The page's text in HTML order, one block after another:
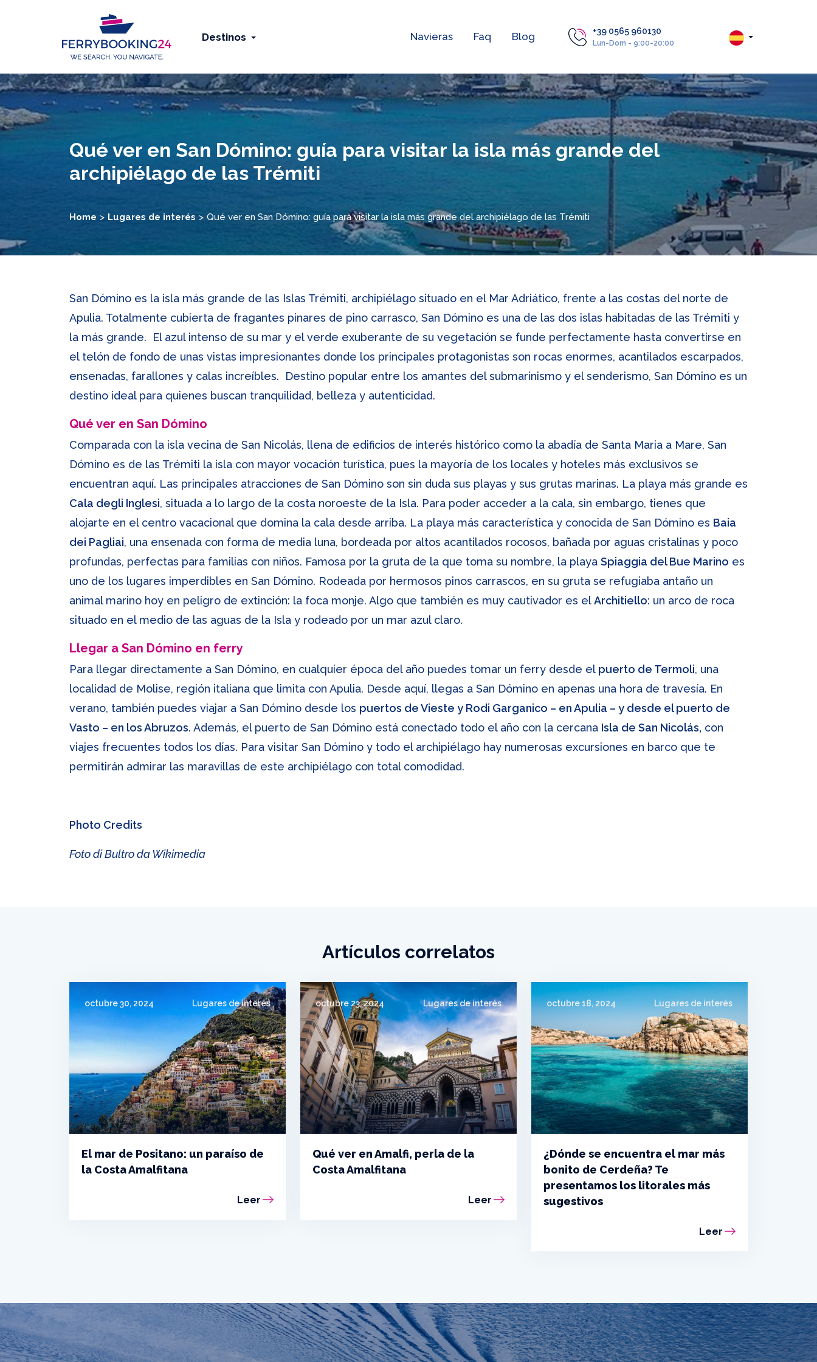
Destinos Navieras Faq Blog +39 0565 960130
Lun-Dom - 9:00-20:00
Qué ver en San Dómino: guía para visitar la isla más grande del
archipiélago de las Trémiti
Home Lugares de interés Qué ver en San Dómino: guía para visitar la isla más grande del archipiélago de las Trémiti
San Dómino es la isla más grande de las Islas Trémiti, archipiélago situado en el Mar Adriático, frente a las costas del norte de
Apulia. Totalmente cubierta de fragantes pinares de pino carrasco, San Dómino es una de las dos islas habitadas de las Trémiti y
la más grande. El azul intenso de su mar y el verde exuberante de su vegetación se funde perfectamente hasta convertirse en
el telón de fondo de unas vistas impresionantes donde los principales protagonistas son rocas enormes, acantilados escarpados,
ensenadas, farallones y calas increíbles. Destino popular entre los amantes del submarinismo y el senderismo, San Dómino es un
destino ideal para quienes buscan tranquilidad, belleza y autenticidad.
Qué ver en San Dómino
Comparada con la isla vecina de San Nicolás, llena de edificios de interés histórico como la abadía de Santa Maria a Mare, San
Dómino es de las Trémiti la isla con mayor vocación turística, pues la mayoría de los locales y hoteles más exclusivos se
encuentran aquí. Las principales atracciones de San Dómino son sin duda sus playas y sus grutas marinas. La playa más grande es
Cala degli Inglesi, situada a lo largo de la costa noroeste de la Isla. Para poder acceder a la cala, sin embargo, tienes que
alojarte en el centro vacacional que domina la cala desde arriba. La playa más característica y conocida de San Dómino es Baia
dei Pagliai, una ensenada con forma de media luna, bordeada por altos acantilados rocosos, bañada por aguas cristalinas y poco
profundas, perfectas para familias con niños. Famosa por la gruta de la que toma su nombre, la playa Spiaggia del Bue Marino es
uno de los lugares imperdibles en San Dómino. Rodeada por hermosos pinos carrascos, en su gruta se refugiaba antaño un
animal marino hoy en peligro de extinción: la foca monje. Algo que también es muy cautivador es elArchitiello: un arco de roca
situado en el medio de las aguas de la Isla y rodeado por un mar azul claro.
Llegar a San Dómino en ferry
Para llegar directamente a San Dómino, en cualquier época del año puedes tomar un ferry desde el puerto de Termoli, una
localidad de Molise, región italiana que limita con Apulia. Desde aquí, llegas a San Dómino en apenas una hora de travesía. En
verano, también puedes viajar a San Dómino desde los puertos de Vieste y Rodi Garganico – en Apulia – y desde el puerto de
Vasto – en los Abruzos. Además, el puerto de San Dómino está conectado todo el año con la cercana Isla de San Nicolás, con
viajes frecuentes todos los días. Para visitar San Dómino y todo el archipiélago hay numerosas excursiones en barco que te
permitirán admirar las maravillas de este archipiélago con total comodidad.
Photo Credits
Foto di Bultro da Wikimedia
Artículos correlatos
octubre 30, 2024 Lugares de interés
El mar de Positano: un paraíso de
la Costa Amalfitana
Leer
octubre 23, 2024 Lugares de interés
Qué ver en Amalfi, perla de la
Costa Amalfitana
Leer
octubre 18, 2024 Lugares de interés
¿Dónde se encuentra el mar más
bonito de Cerdeña? Te
presentamos los litorales más
sugestivos
Leer